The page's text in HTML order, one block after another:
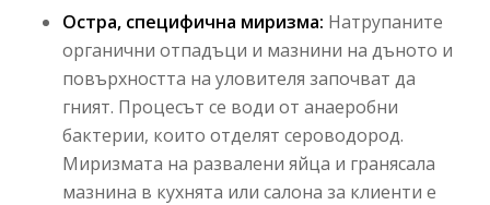
Остра, специфична миризма: Натрупаните
органични отпадъци и мазнини на дъното и
повърхността на уловителя започват да
гният. Процесът се води от анаеробни
бактерии, които отделят сероводород.
Миризмата на развалени яйца и гранясала
мазнина в кухнята или салона за клиенти е